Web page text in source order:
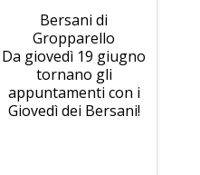
Bersani di
Gropparello
Da giovedì 19 giugno
tornano gli
appuntamenti con i
Giovedì dei Bersani!